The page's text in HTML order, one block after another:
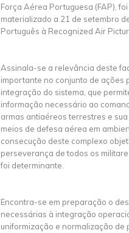
Força Aérea Portuguesa (FAP), foi
materializado a 21 de setembro
Português à Recognized Air
Assinala-se a relevância deste
importante no conjunto de ações
integração do sistema, que
informação necessário ao
armas antiaéreos terrestres e
meios de defesa aérea em
consecução deste complexo
perseverança de todos os
foi determinante.
Encontra-se em preparação o
necessárias à integração
uniformização e normalização